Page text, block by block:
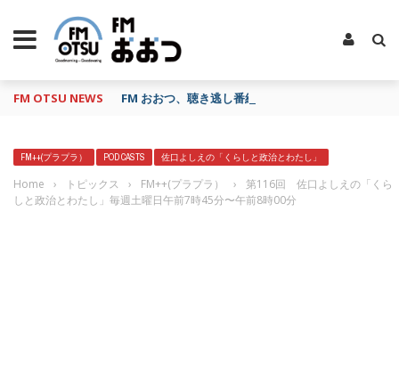
FM OTSU NEWS FM おおつ、聴き逃し番組配信サービス「shelfs」
FM++(プラプラ） POD CASTS 佐口よしえの「くらしと政治とわたし」
Home › トピックス › FM++(プラプラ） ›
第116回 佐口よしえの「くら
しと政治とわたし」毎週土曜日午前7時45分〜午前8時00分